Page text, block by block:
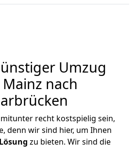
Umzug
nach
recht kostspielig sein,
denn wir sind hier, um Ihnen
Lösung zu bieten. Wir sind die